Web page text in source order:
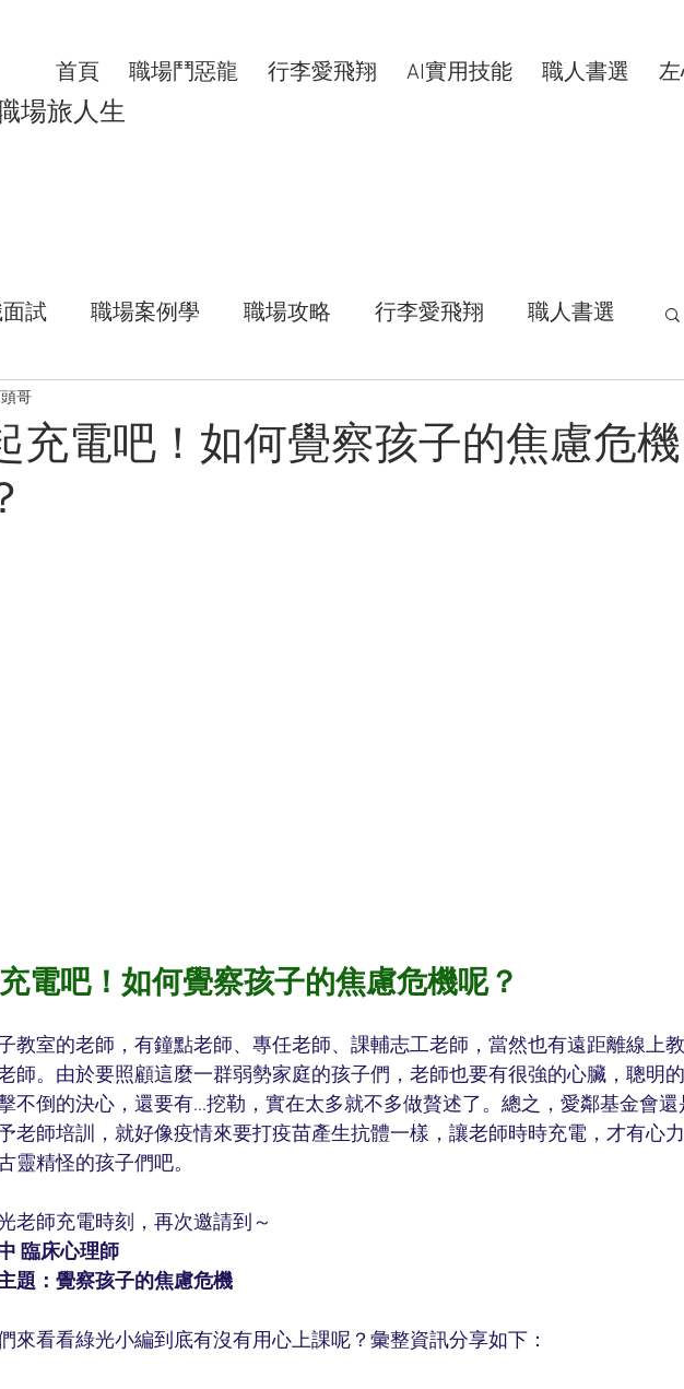
場旅人生
首頁 職場鬥惡龍 行李愛飛翔 AI實用技能 職人書選
試 職場案例學 職場攻略 行李愛飛翔 職人書選
左心房空位
測驗小程式
充電吧！如何覺察孩子的焦慮危機
哥
電吧！如何覺察孩子的焦慮危機呢？
教室的老師，有鐘點老師、專任老師、課輔志工老師，當然也有遠距離線上
師。由於要照顧這麼一群弱勢家庭的孩子們，老師也要有很強的心臟，聰明
不倒的決心，還要有...挖勒，實在太多就不多做贅述了。總之，愛鄰基金會還
老師培訓，就好像疫情來要打疫苗產生抗體一樣，讓老師時時充電，才有心
靈精怪的孩子們吧。
老師充電時刻，再次邀請到～
臨床心理師
題：覺察孩子的焦慮危機
來看看綠光小編到底有沒有用心上課呢？彙整資訊分享如下：